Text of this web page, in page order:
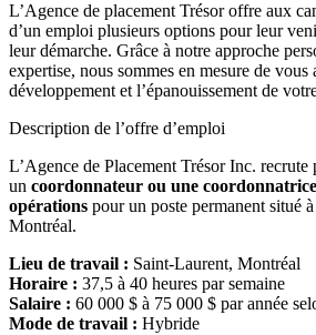
L’Agence de placement Trésor offre aux
d’un emploi plusieurs options pour leur
leur démarche. Grâce à notre approche
expertise, nous sommes en mesure de vous
développement et l’épanouissement de
Description de l’offre d’emploi
L’Agence de Placement Trésor Inc. recrute
un coordonnateur ou une
opérations pour un poste permanent situé
Montréal.
Lieu de travail : Saint-Laurent, Montréal
Horaire : 37,5 à 40 heures par semaine
Salaire : 60 000 $ à 75 000 $ par année
Mode de travail : Hybride